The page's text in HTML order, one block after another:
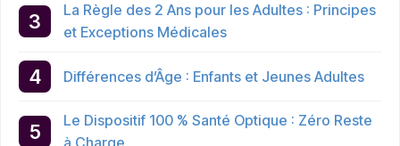
La Règle des 2 Ans pour les Adultes : Principes
et Exceptions Médicales
Différences d’Âge : Enfants et Jeunes Adultes
Le Dispositif 100 % Santé Optique : Zéro Reste